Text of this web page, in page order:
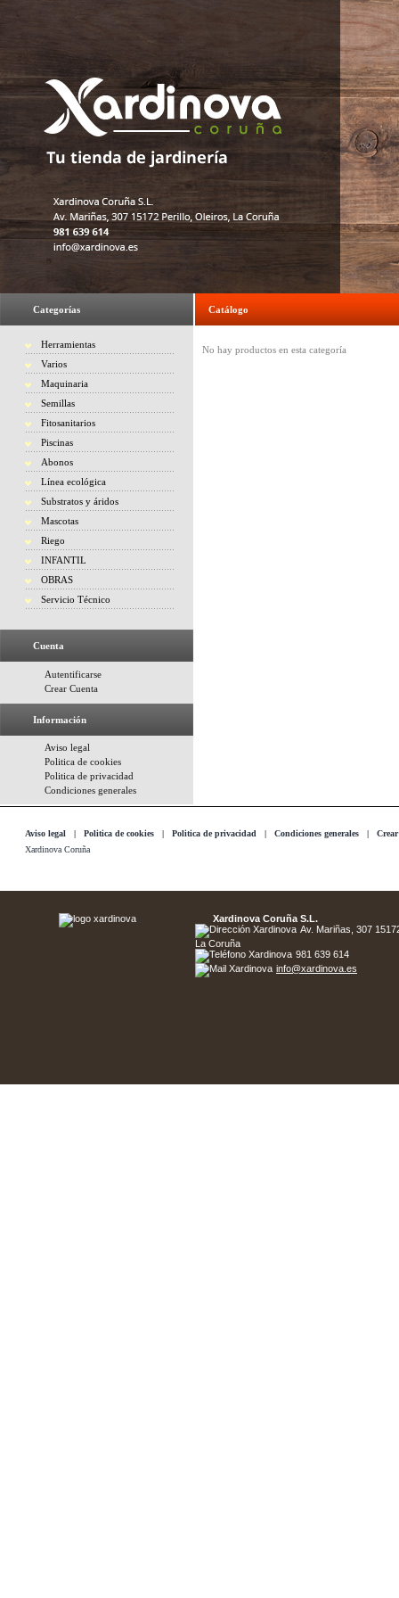
Categorías
Herramientas
Varios
Maquinaria
Semillas
Fitosanitarios
Piscinas
Abonos
Línea ecológica
Substratos y áridos
Mascotas
Riego
INFANTIL
OBRAS
Servicio Técnico
Cuenta
Autentificarse
Crear Cuenta
Información
Aviso legal
Politica de cookies
Politica de privacidad
Condiciones generales
Catálogo
No hay productos en esta categoría
Aviso legal | Politica de cookies | Politica de privacidad | Condiciones generales |
Xardinova Coruña
Xardinova Coruña S.L.
Av. Mariñas, 307
La Coruña
981 639 614
info@xardinova.es